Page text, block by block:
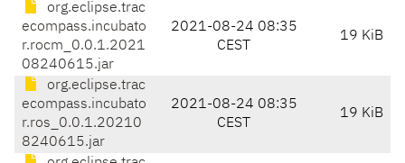
org.eclipse.trac
ecompass.incubato
r.rocm_0.0.1.2021
08240615.jar
2021-08-24 08:35
CEST
19 KiB
org.eclipse.trac
ecompass.incubato
r.ros_0.0.1.20210
8240615.jar
2021-08-24 08:35
CEST
19 KiB